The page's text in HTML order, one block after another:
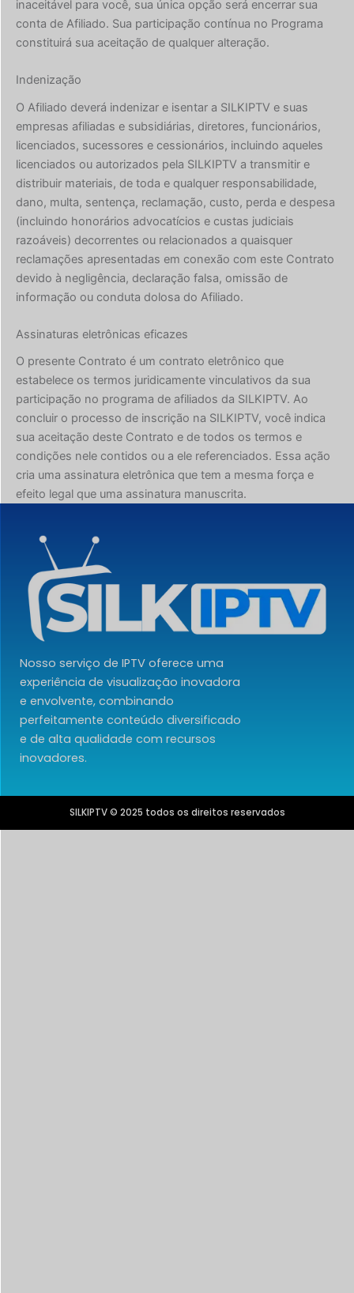
inaceitável para você, sua única opção será encerrar sua
conta de Afiliado. Sua participação contínua no Programa
constituirá sua aceitação de qualquer alteração.
Indenização
O Afiliado deverá indenizar e isentar a SILKIPTV e suas
empresas afiliadas e subsidiárias, diretores, funcionários,
licenciados, sucessores e cessionários, incluindo aqueles
licenciados ou autorizados pela SILKIPTV a transmitir e
distribuir materiais, de toda e qualquer responsabilidade,
dano, multa, sentença, reclamação, custo, perda e despesa
(incluindo honorários advocatícios e custas judiciais
razoáveis) decorrentes ou relacionados a quaisquer
reclamações apresentadas em conexão com este Contrato
devido à negligência, declaração falsa, omissão de
informação ou conduta dolosa do Afiliado.
Assinaturas eletrônicas eficazes
O presente Contrato é um contrato eletrônico que
estabelece os termos juridicamente vinculativos da sua
participação no programa de afiliados da SILKIPTV. Ao
concluir o processo de inscrição na SILKIPTV, você indica
sua aceitação deste Contrato e de todos os termos e
condições nele contidos ou a ele referenciados. Essa ação
cria uma assinatura eletrônica que tem a mesma força e
efeito legal que uma assinatura manuscrita.
Nosso serviço de IPTV oferece uma
experiência de visualização inovadora
e envolvente, combinando
perfeitamente conteúdo diversificado
e de alta qualidade com recursos
inovadores.
SILKIPTV © 2025 todos os direitos reservados